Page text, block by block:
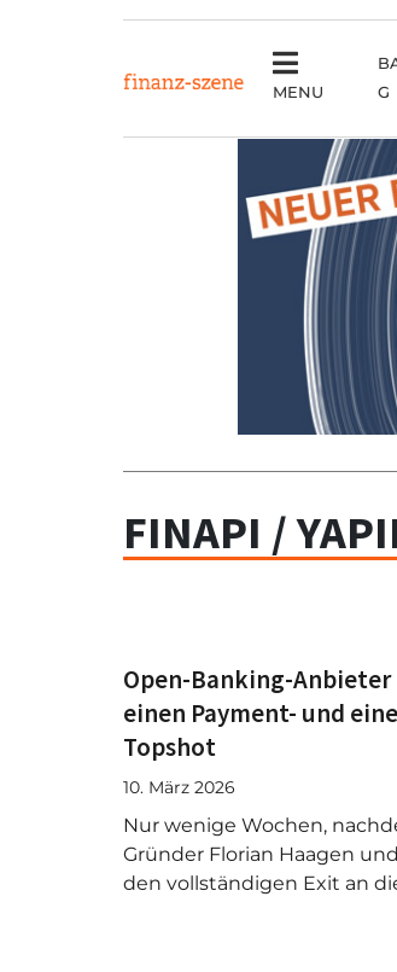
MENU
G
FINAPI /
Open-Banking-Anbieter
einen Payment- und
Topshot
10. März 2026
Nur wenige Wochen,
Gründer Florian Haagen
den vollständigen Exit an